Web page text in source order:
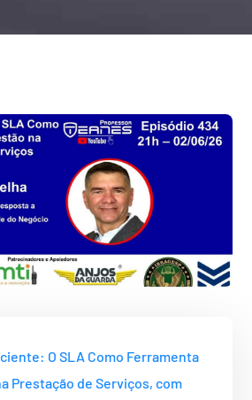
O SLA Como Ferramenta
Prestação de Serviços, com